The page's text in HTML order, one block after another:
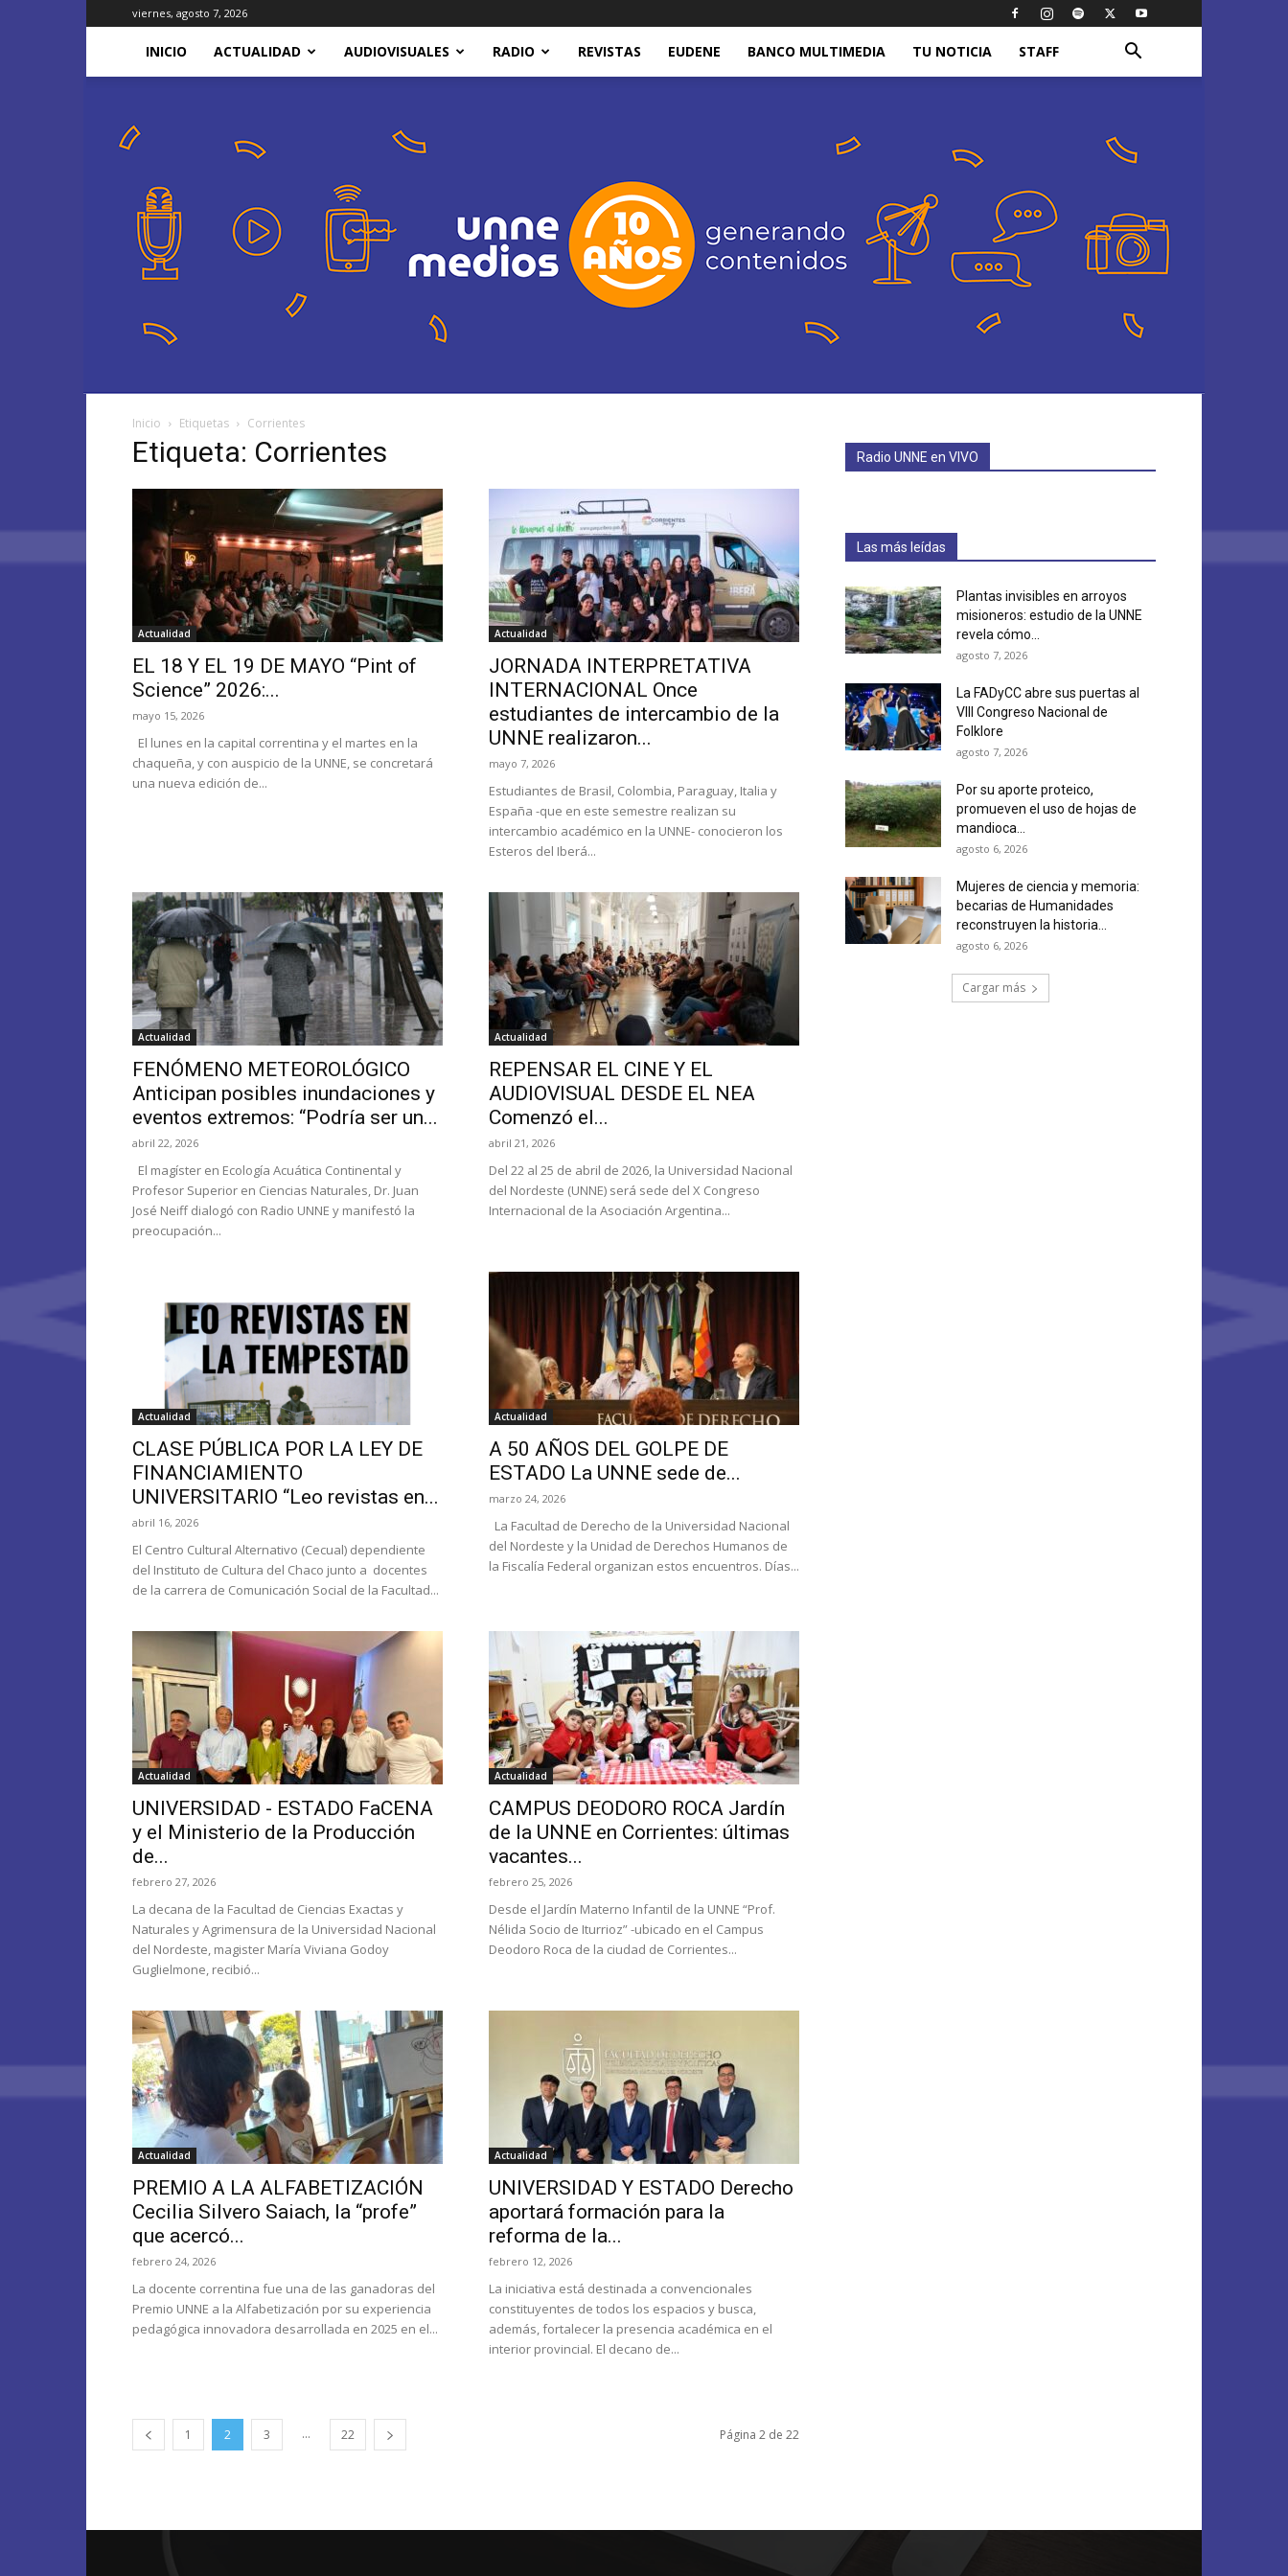
viernes, agosto 7, 2026
INICIO ACTUALIDAD AUDIOVISUALES RADIO REVISTAS EUDENE BANCO MULTIMEDIA TU NOTICIA STAFF
Unne
Inicio Etiquetas Corrientes
Etiqueta: Corrientes
Actualidad
EL 18 Y EL 19 DE MAYO “Pint of
Science” 2026:...
mayo 15, 2026
El lunes en la capital correntina y el martes en la
chaqueña, y con auspicio de la UNNE, se concretará
una nueva edición de...
Actualidad
JORNADA INTERPRETATIVA
INTERNACIONAL Once
estudiantes de intercambio de la
UNNE realizaron...
mayo 7, 2026
Estudiantes de Brasil, Colombia, Paraguay, Italia y
España -que en este semestre realizan su
intercambio académico en la UNNE- conocieron los
Esteros del Iberá...
Actualidad
FENÓMENO METEOROLÓGICO
Anticipan posibles inundaciones y
eventos extremos: “Podría ser un...
abril 22, 2026
El magíster en Ecología Acuática Continental y
Profesor Superior en Ciencias Naturales, Dr. Juan
José Neiff dialogó con Radio UNNE y manifestó la
preocupación...
Actualidad
REPENSAR EL CINE Y EL
AUDIOVISUAL DESDE EL NEA
Comenzó el...
abril 21, 2026
Del 22 al 25 de abril de 2026, la Universidad Nacional
del Nordeste (UNNE) será sede del X Congreso
Internacional de la Asociación Argentina...
Actualidad
CLASE PÚBLICA POR LA LEY DE
FINANCIAMIENTO
UNIVERSITARIO “Leo revistas en...
abril 16, 2026
El Centro Cultural Alternativo (Cecual) dependiente
del Instituto de Cultura del Chaco junto a docentes
de la carrera de Comunicación Social de la Facultad...
Actualidad
A 50 AÑOS DEL GOLPE DE
ESTADO La UNNE sede de...
marzo 24, 2026
La Facultad de Derecho de la Universidad Nacional
del Nordeste y la Unidad de Derechos Humanos de
la Fiscalía Federal organizan estos encuentros. Días...
Actualidad
UNIVERSIDAD - ESTADO FaCENA
y el Ministerio de la Producción
de...
febrero 27, 2026
La decana de la Facultad de Ciencias Exactas y
Naturales y Agrimensura de la Universidad Nacional
del Nordeste, magister María Viviana Godoy
Guglielmone, recibió...
Actualidad
CAMPUS DEODORO ROCA Jardín
de la UNNE en Corrientes: últimas
vacantes...
febrero 25, 2026
Desde el Jardín Materno Infantil de la UNNE “Prof.
Nélida Socio de Iturrioz” -ubicado en el Campus
Deodoro Roca de la ciudad de Corrientes...
Actualidad
PREMIO A LA ALFABETIZACIÓN
Cecilia Silvero Saiach, la “profe”
que acercó...
febrero 24, 2026
La docente correntina fue una de las ganadoras del
Premio UNNE a la Alfabetización por su experiencia
pedagógica innovadora desarrollada en 2025 en el...
Actualidad
UNIVERSIDAD Y ESTADO Derecho
aportará formación para la
reforma de la...
febrero 12, 2026
La iniciativa está destinada a convencionales
constituyentes de todos los espacios y busca,
además, fortalecer la presencia académica en el
interior provincial. El decano de...
1 2 3 ... 22 Página 2 de 22
Radio UNNE en VIVO
Las más leídas
Plantas invisibles en arroyos
misioneros: estudio de la UNNE
revela cómo...
agosto 7, 2026
La FADyCC abre sus puertas al
VIII Congreso Nacional de
Folklore
agosto 7, 2026
Por su aporte proteico,
promueven el uso de hojas de
mandioca...
agosto 6, 2026
Mujeres de ciencia y memoria:
becarias de Humanidades
reconstruyen la historia...
agosto 6, 2026
Cargar más